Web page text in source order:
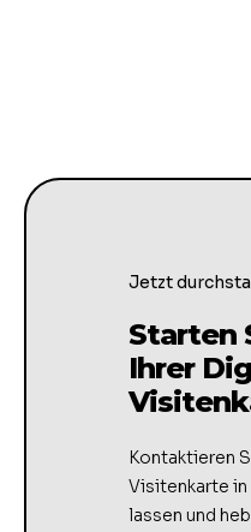
Jetzt
Starten
Ihrer
Kontaktieren
Visitenkarte in
lassen und